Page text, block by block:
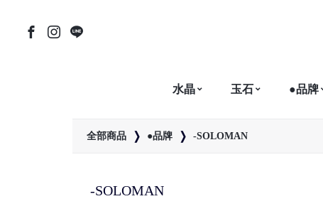
水晶 玉石 ●品牌
全部商品 ●品牌 -SOLOMAN
-SOLOMAN